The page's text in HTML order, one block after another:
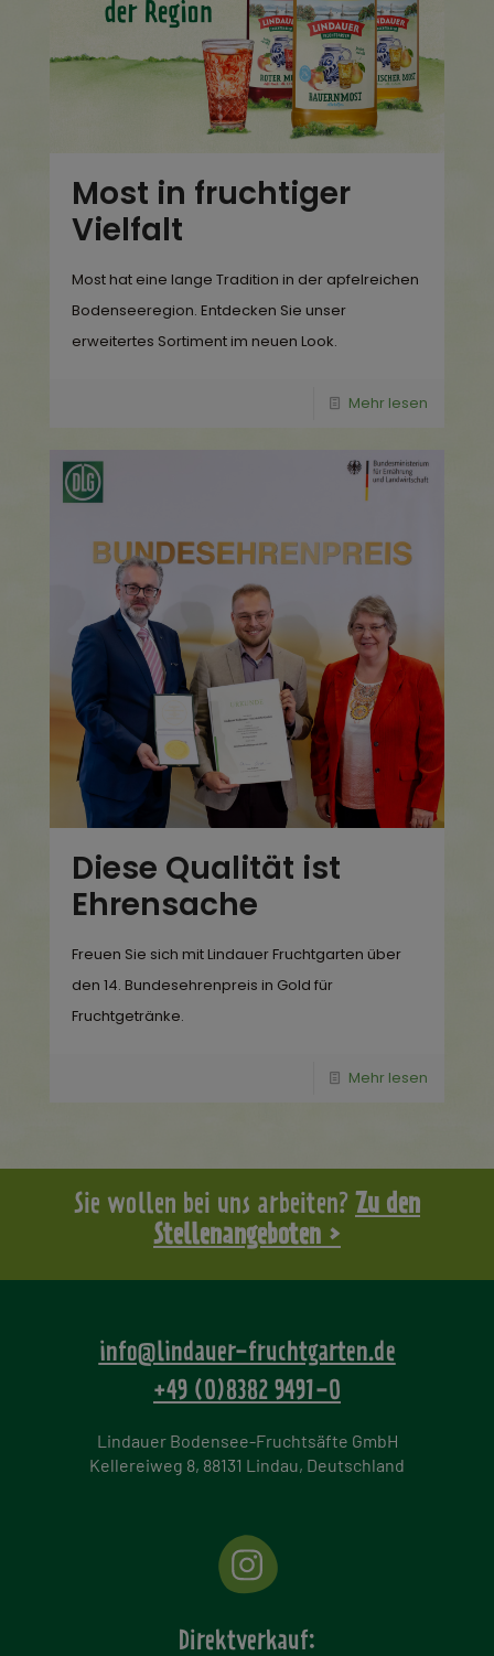
Most in fruchtiger
Vielfalt
Most hat eine lange Tradition in der apfelreichen
Bodenseeregion. Entdecken Sie unser
erweitertes Sortiment im neuen Look.
Mehr lesen
Diese Qualität ist
Ehrensache
Freuen Sie sich mit Lindauer Fruchtgarten über
den 14. Bundesehrenpreis in Gold für
Fruchtgetränke.
Mehr lesen
Sie wollen bei uns arbeiten? Zu den
Stellenangeboten >
info@lindauer-fruchtgarten.de
+49 (0)8382 9491-0
Lindauer Bodensee-Fruchtsäfte GmbH
Kellereiweg 8, 88131 Lindau, Deutschland
Direktverkauf: